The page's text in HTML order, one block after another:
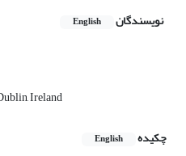
نویسندگان English
Ireland
چکیده
English